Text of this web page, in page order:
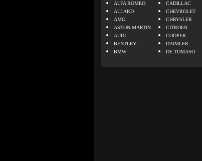
ALFA ROMEO
ALLARD
AMG
ASTON MARTIN
AUDI
BENTLEY
BMW
CADILLAC
CHEVROLET
CHRYSLER
CITROEN
COOPER
DAIMLER
DE TOMASO